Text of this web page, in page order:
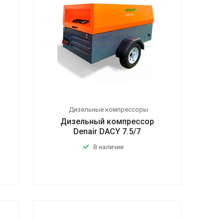
Дизельные компрессоры
Дизельный компрессор
Denair DACY 7.5/7
В наличии